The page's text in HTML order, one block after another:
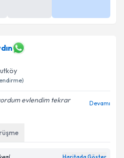
evlendim tekrar